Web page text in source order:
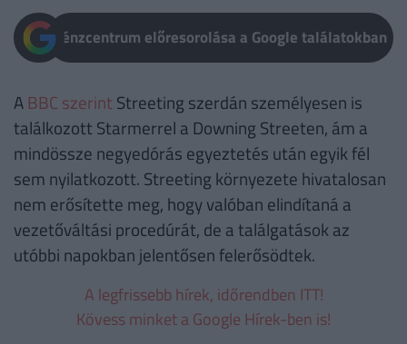
Pénzcentrum előresorolása a Google találatokban
A BBC szerint Streeting szerdán személyesen is
találkozott Starmerrel a Downing Streeten, ám a
mindössze negyedórás egyeztetés után egyik fél
sem nyilatkozott. Streeting környezete hivatalosan
nem erősítette meg, hogy valóban elindítaná a
vezetőváltási procedúrát, de a találgatások az
utóbbi napokban jelentősen felerősödtek.
A legfrissebb hírek, időrendben ITT!
Kövess minket a Google Hírek-ben is!